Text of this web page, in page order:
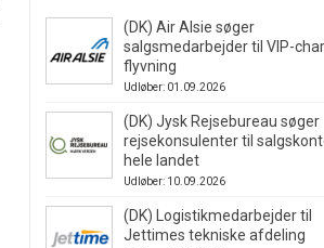
(DK) Air Alsie søger
salgsmedarbejder til VIP-
flyvning
Udløber: 01.09.2026
(DK) Jysk Rejsebureau søger
rejsekonsulenter til
hele landet
Udløber: 10.09.2026
(DK) Logistikmedarbejder til
Jettimes tekniske afdeling